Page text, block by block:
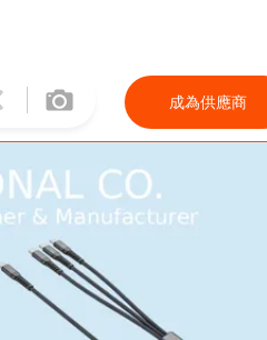
成為供應商